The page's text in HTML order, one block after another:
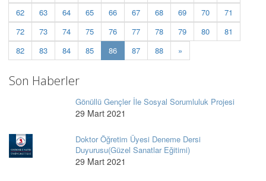
62
63 64 65 66 67 68 69 70
71
72
73 74 75 76 77 78 79 80
81
82
83 84 85 86(current)
87 88 »
Son Haberler
Gönüllü Gençler İle Sosyal Sorumluluk Projesi
29 Mart 2021
Doktor Öğretim Üyesi Deneme Dersi
Duyurusu(Güzel Sanatlar Eğitimi)
29 Mart 2021